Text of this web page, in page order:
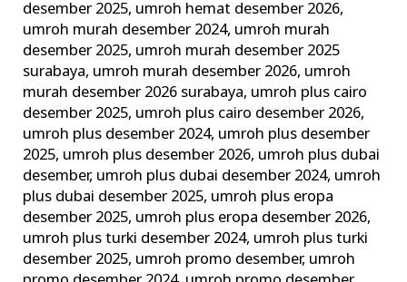
desember 2025, umroh hemat desember 2026,
umroh murah desember 2024, umroh murah
desember 2025, umroh murah desember 2025
surabaya, umroh murah desember 2026, umroh
murah desember 2026 surabaya, umroh plus cairo
desember 2025, umroh plus cairo desember 2026,
umroh plus desember 2024, umroh plus desember
2025, umroh plus desember 2026, umroh plus dubai
desember, umroh plus dubai desember 2024, umroh
plus dubai desember 2025, umroh plus eropa
desember 2025, umroh plus eropa desember 2026,
umroh plus turki desember 2024, umroh plus turki
desember 2025, umroh promo desember, umroh